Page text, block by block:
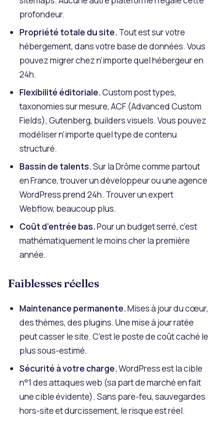
profondeur.
Propriété totale du site. Tout est sur votre
hébergement, dans votre base de données. Vous
pouvez migrer chez n’importe quel hébergeur en
24h.
Flexibilité éditoriale.Custom post types,
taxonomies sur mesure, ACF (Advanced Custom
Fields), Gutenberg, builders visuels. Vous pouvez
modéliser n’importe quel type de contenu
structuré.
Bassin de talents.Sur la Drôme comme partout
en France, trouver un développeur ou une agence
WordPress prend 24h. Trouver un expert
Webflow, beaucoup plus.
Coût d’entrée bas.Pour un budget serré, c’est
mathématiquement le moins cher la première
année.
Faiblesses réelles
Maintenance permanente.Mises à jour du cœur,
des thèmes, des plugins. Une mise à jour ratée
peut casser le site. C’est le poste de coût caché le
plus sous-estimé.
Sécurité à votre charge.WordPress est la cible
n°1 des attaques web (sa part de marché en fait
une cible évidente). Sans pare-feu, sauvegardes
hors-site et durcissement, le risque est réel.